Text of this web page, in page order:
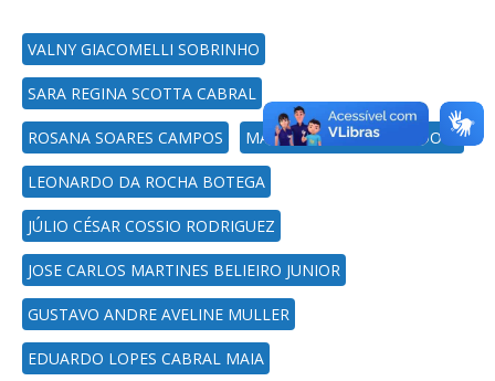
VALNY GIACOMELLI SOBRINHO
SARA REGINA SCOTTA CABRAL
ROSANA SOARES CAMPOS MARIA MEDIANEIRA PADOIN
LEONARDO DA ROCHA BOTEGA
JÚLIO CÉSAR COSSIO RODRIGUEZ
JOSE CARLOS MARTINES BELIEIRO JUNIOR
GUSTAVO ANDRE AVELINE MULLER
EDUARDO LOPES CABRAL MAIA